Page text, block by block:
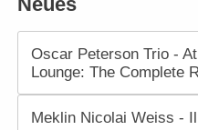
Oscar Peterson Trio -
Lounge: The Complete
Meklin Nicolai Weiss -